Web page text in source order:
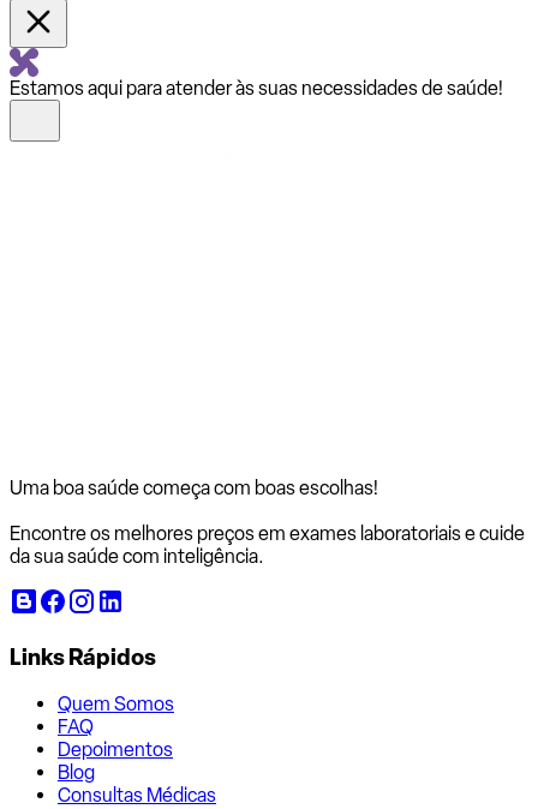
Estamos aqui para atender às suas necessidades de saúde!
Uma boa saúde começa com boas escolhas!
Encontre os melhores preços em exames laboratoriais e cuide
da sua saúde com inteligência.
Links Rápidos
Quem Somos
FAQ
Depoimentos
Blog
Consultas Médicas